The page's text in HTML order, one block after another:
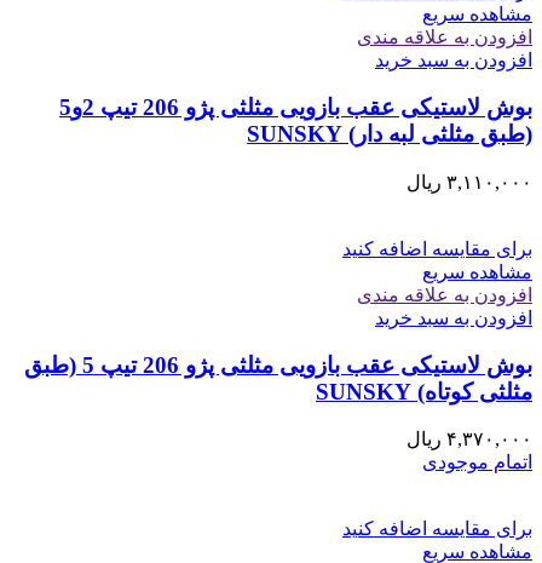
مشاهده سریع
افزودن به علاقه مندی
افزودن به سبد خرید
بوش لاستیکی عقب بازویی مثلثی پژو 206 تیپ 2و5
(طبق مثلثی لبه دار) SUNSKY
۳,۱۱۰,۰۰۰ ریال
برای مقایسه اضافه کنید
مشاهده سریع
افزودن به علاقه مندی
افزودن به سبد خرید
بوش لاستیکی عقب بازویی مثلثی پژو 206 تیپ 5 (طبق
مثلثی کوتاه) SUNSKY
۴,۳۷۰,۰۰۰ ریال
اتمام موجودی
برای مقایسه اضافه کنید
مشاهده سریع